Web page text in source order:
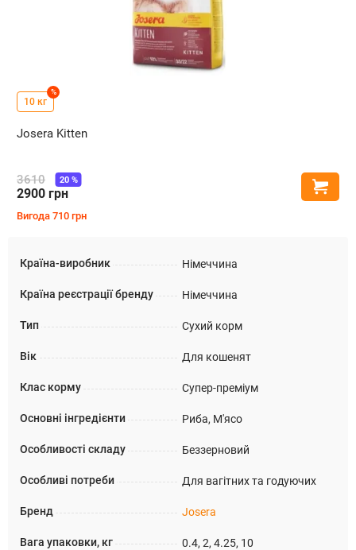
Країна-виробник Німеччина
Країна реєстрації бренду Німеччина
Тип Сухий корм
Вік Для кошенят
Клас корму Супер-преміум
Основні інгредієнти Риба, М'ясо
Особливості складу Беззерновий
Особливі потреби Для вагітних та годуючих
Бренд Josera
Вага упаковки, кг 0.4, 2, 4.25, 10
10 кг
%
Josera Kitten
3610
2900 грн
20%
Вигода 710 грн